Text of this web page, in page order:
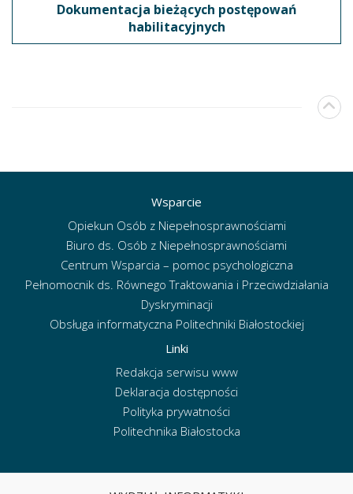
Dokumentacja bieżących postępowań
habilitacyjnych
Wsparcie
Opiekun Osób z Niepełnosprawnościami
Biuro ds. Osób z Niepełnosprawnościami
Centrum Wsparcia – pomoc psychologiczna
Pełnomocnik ds. Równego Traktowania i Przeciwdziałania
Dyskryminacji
Obsługa informatyczna Politechniki Białostockiej
Linki
Redakcja serwisu www
Deklaracja dostępności
Polityka prywatności
Politechnika Białostocka